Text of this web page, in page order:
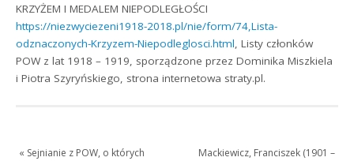
KRZYŻEM I MEDALEM NIEPODLEGŁOŚCI
https://niezwyciezeni1918-2018.pl/nie/form/74,Lista-
odznaczonych-Krzyzem-Niepodleglosci.html, Listy członków
POW z lat 1918 – 1919, sporządzone przez Dominika Miszkiela
i Piotra Szyryńskiego, strona internetowa straty.pl.
« Sejnianie z POW, o których
Mackiewicz, Franciszek (1901 –